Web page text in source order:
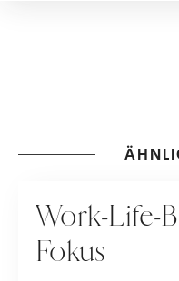
Work-Life-
Fokus